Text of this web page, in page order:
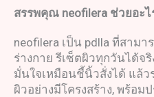
สรรพคุณ neofilera ช่วยอะไ
neofilera เป็น pdlla ที่สาม
ร่างกาย รีเซ็ตผิวทุกวันได้
มั่นใจเหมือนชี้นิ้วสั่งได้ แล้
ผิวอย่างมีโครงสร้าง, พร้อม